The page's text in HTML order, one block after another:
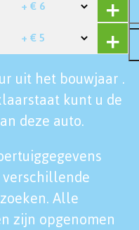
+ € 6
+ € 5
uit het bouwjaar .
kunt u de
deze auto.
verschillende
Alle
zijn opgenomen